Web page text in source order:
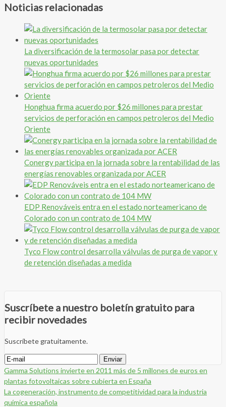
Noticias relacionadas
La diversificación de la termosolar pasa por detectar
nuevas oportunidades
Honghua firma acuerdo por $26 millones para prestar
servicios de perforación en campos petroleros del Medio
Oriente
Conergy participa en la jornada sobre la rentabilidad de las
energías renovables organizada por ACER
EDP Renováveis entra en el estado norteamericano de
Colorado con un contrato de 104 MW
Tyco Flow control desarrolla válvulas de purga de vapor y
de retención diseñadas a medida
Suscríbete a nuestro boletín gratuito para
recibir novedades
Suscríbete gratuitamente.
Gamma Solutions invierte en 2011 más de 5 millones de euros en
plantas fotovoltaicas sobre cubierta en España
La cogeneración, instrumento de competitividad para la industria
química española